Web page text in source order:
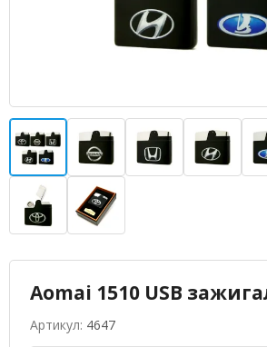
Aomai 1510 USB
Артикул: 4647